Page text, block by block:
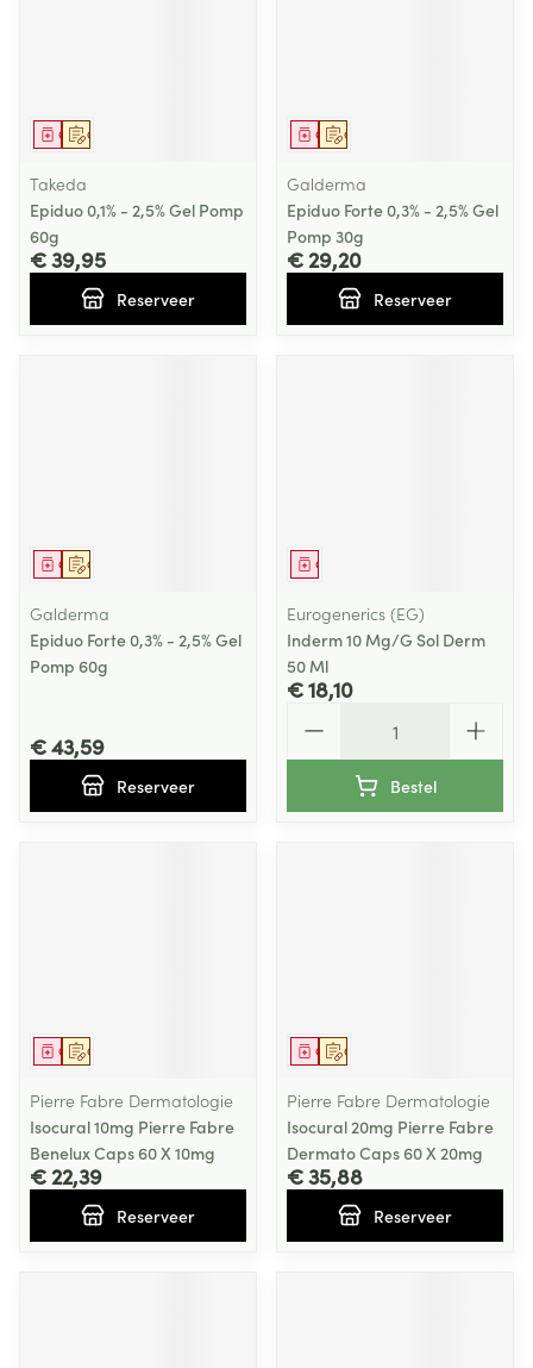
Op voorschrift
Geneesmiddel
Takeda
Epiduo 0,1% - 2,5% Gel Pomp
60g
€ 39,95
Reserveer
Op voorschrift
Geneesmiddel
Galderma
Epiduo Forte 0,3% - 2,5% Gel
Pomp 30g
€ 29,20
Reserveer
Op voorschrift
Geneesmiddel
Galderma
Epiduo Forte 0,3% - 2,5% Gel
Pomp 60g
€ 43,59
Reserveer
Geneesmiddel
Eurogenerics (EG)
Inderm 10 Mg/G Sol Derm
50 Ml
€ 18,10
Bestel
Op voorschrift
Geneesmiddel
Pierre Fabre Dermatologie
Isocural 10mg Pierre Fabre
Benelux Caps 60 X 10mg
€ 22,39
Reserveer
Op voorschrift
Geneesmiddel
Pierre Fabre Dermatologie
Isocural 20mg Pierre Fabre
Dermato Caps 60 X 20mg
€ 35,88
Reserveer